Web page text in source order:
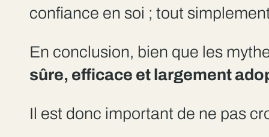
confiance en soi ; tout
En conclusion, bien que les
sûre, efficace et largement
Il est donc important de ne pas